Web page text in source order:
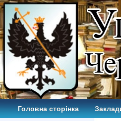
Головна сторінка